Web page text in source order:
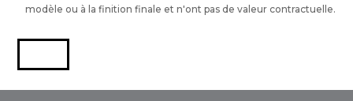
modèle ou à la finition finale et n'ont pas de valeur contractuelle.